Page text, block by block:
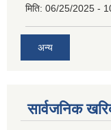
मिति: 06/25/2025 -
अन्य
सार्वजनिक